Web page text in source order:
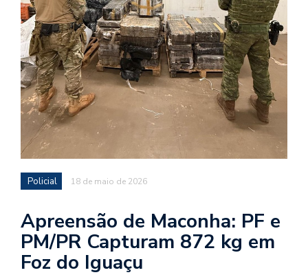
Policial 18 de maio de 2026
Apreensão de Maconha: PF e
PM/PR Capturam 872 kg em
Foz do Iguaçu